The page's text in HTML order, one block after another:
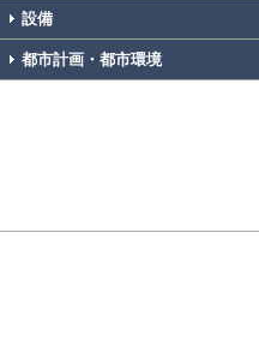
設備
都市計画・都市環境